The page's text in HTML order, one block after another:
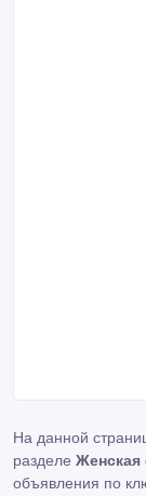
На данной
разделе Женская
объявления по